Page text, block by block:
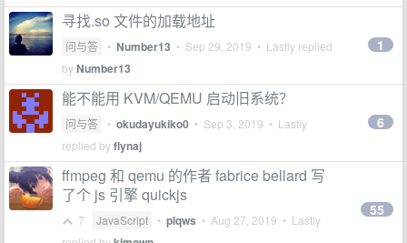
寻找.so 文件的加载地址
问与答 • Number13 • Sep 29, 2019 • Lastly replied
byNumber13
1
能不能用 KVM/QEMU 启动旧系统？
问与答 • okudayukiko0 • Sep 3, 2019 • Lastly
replied byflynaj
6
ffmpeg 和 qemu 的作者 fabrice bellard 写
了个 js 引擎 quickjs
7 JavaScript • plqws • Aug 27, 2019 • Lastly
55